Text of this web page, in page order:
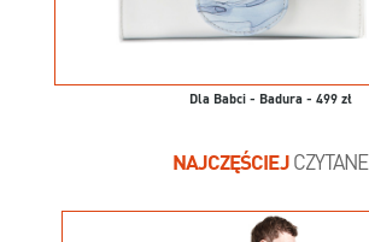
Dla Babci - Badura - 499 zł
NAJCZĘŚCIEJCZYTANE